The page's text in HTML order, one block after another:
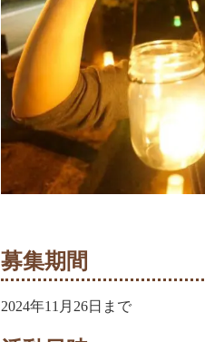
募集期間
2024年11月26日まで